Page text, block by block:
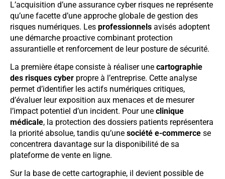
L’acquisition d’une assurance cyber risques ne représente
qu’une facette d’une approche globale de gestion des
risques numériques. Les professionnels avisés adoptent
une démarche proactive combinant protection
assurantielle et renforcement de leur posture de sécurité.
La première étape consiste à réaliser une cartographie
des risques cyber propre à l’entreprise. Cette analyse
permet d’identifier les actifs numériques critiques,
d’évaluer leur exposition aux menaces et de mesurer
l’impact potentiel d’un incident. Pour une clinique
médicale, la protection des dossiers patients représentera
la priorité absolue, tandis qu’une société e-commerce se
concentrera davantage sur la disponibilité de sa
plateforme de vente en ligne.
Sur la base de cette cartographie, il devient possible de